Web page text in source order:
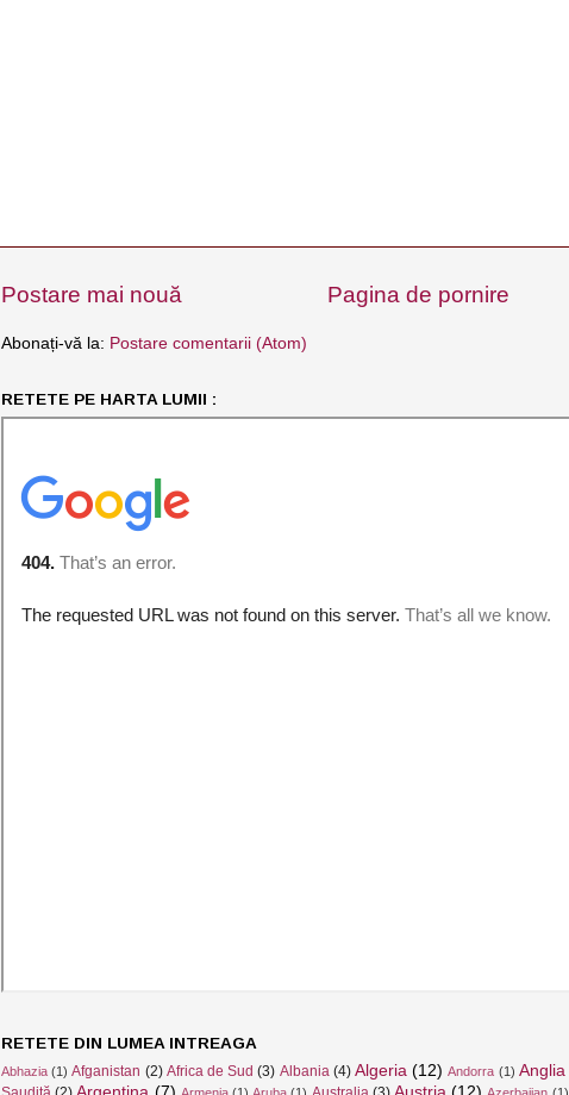
Postare mai nouă Pagina de pornire
Abonați-vă la: Postare comentarii (Atom)
RETETE PE HARTA LUMII :
RETETE DIN LUMEA INTREAGA
Abhazia (1) Afganistan (2) Africa de Sud (3) Albania (4) Algeria (12) Andorra (1) Anglia
Argentina (7) Armenia (1) Aruba (1) Austria (12) Azerbaijan (1)